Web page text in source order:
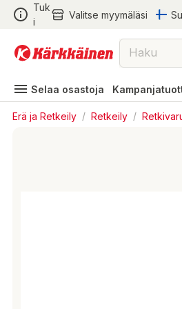
Tuk
i
Valitse myymäläsi
Selaa osastoja
Erä ja Retkeily / Retkeily /